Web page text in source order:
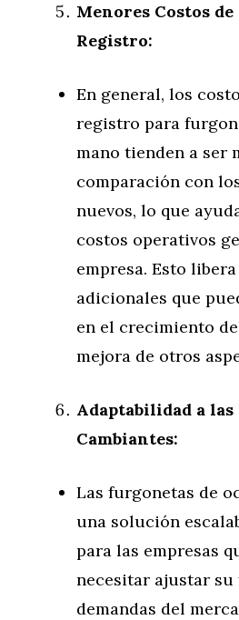
Menores Costos de
Registro:
En general, los
registro para
mano tienden a ser
comparación con
nuevos, lo que
costos operativos
empresa. Esto
adicionales que
en el crecimiento
mejora de otros
Adaptabilidad a las
Cambiantes:
Las furgonetas de
una solución
para las empresas
necesitar ajustar su
demandas del